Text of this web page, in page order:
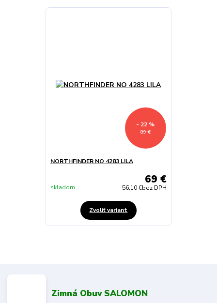
89 €
- 22 %
NORTHFINDER NO 4283 LILA
69 €
56,10 €bez DPH
skladom
Zvoliť variant
Zimná Obuv SALOMON